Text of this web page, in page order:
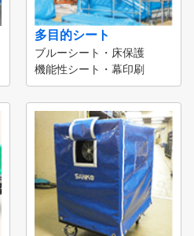
多目的シート
ブルーシート・床保護
機能性シート・幕印刷